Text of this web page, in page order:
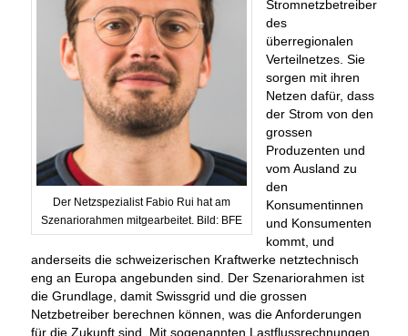
Der Netzspezialist Fabio Rui hat am
Szenariorahmen mitgearbeitet. Bild: BFE
Stromnetzbetreiber
des
überregionalen
Verteilnetzes. Sie
sorgen mit ihren
Netzen dafür, dass
der Strom von den
grossen
Produzenten und
vom Ausland zu
den
Konsumentinnen
und Konsumenten
kommt, und
anderseits die schweizerischen Kraftwerke netztechnisch
eng an Europa angebunden sind. Der Szenariorahmen ist
die Grundlage, damit Swissgrid und die grossen
Netzbetreiber berechnen können, was die Anforderungen
für die Zukunft sind. Mit sogenannten Lastflussrechnungen